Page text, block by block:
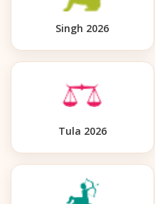
Singh 2026
Tula 2026